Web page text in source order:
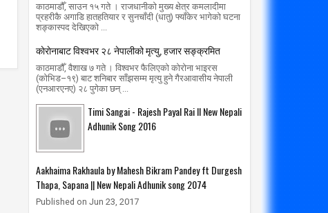
काठमाडौँ, साउन १५ गते । राजधानीको मुख्य क्षेत्र कमलादीमा
प्रहरीकै अगाडि हातहतियार र सुनचाँदी (धातु) फ्याँकेर भागेको घटना
शङ्कास्पद देखिएको ...
काेराेनाबाट विश्वभर २८ नेपालीको मृत्यु, हजार सङ्क्रमित
काठमाडौँ, वैशाख ७ गते । विश्वभर फैलिएको कोरोना भाइरस
(कोभिड–१९) बाट शनिबार साँझसम्म मृत्यु हुने गैरआवासीय नेपाली
(एनआरएनए) २८ पुगेका छन् ...
Timi Sangai - Rajesh Payal Rai ll New Nepali
Adhunik Song 2016
Aakhaima Rakhaula by Mahesh Bikram Pandey ft Durgesh
Thapa, Sapana || New Nepali Adhunik song 2074
Published on Jun 23, 2017